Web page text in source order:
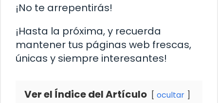
¡No te arrepentirás!
¡Hasta la próxima, y recuerda
mantener tus páginas web frescas,
únicas y siempre interesantes!
Ver el Índice del Artículo ocultar